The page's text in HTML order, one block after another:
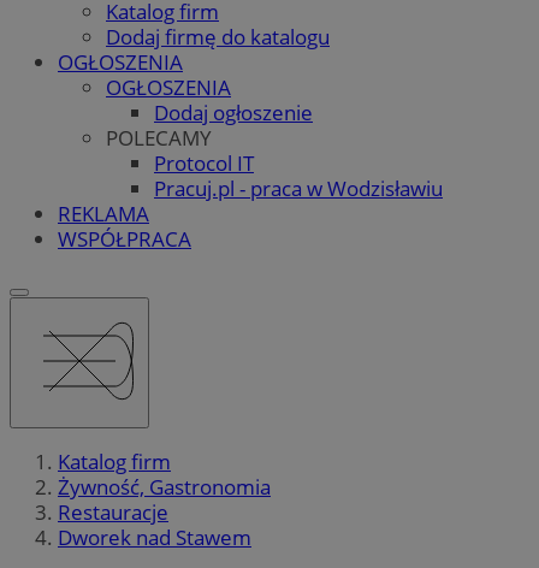
Katalog firm
Dodaj firmę do katalogu
OGŁOSZENIA
OGŁOSZENIA
Dodaj ogłoszenie
POLECAMY
Protocol IT
Pracuj.pl - praca w Wodzisławiu
REKLAMA
WSPÓŁPRACA
Katalog firm
Żywność, Gastronomia
Restauracje
Dworek nad Stawem